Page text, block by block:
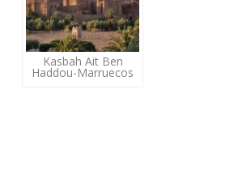
Kasbah Ait Ben
Haddou-Marruecos